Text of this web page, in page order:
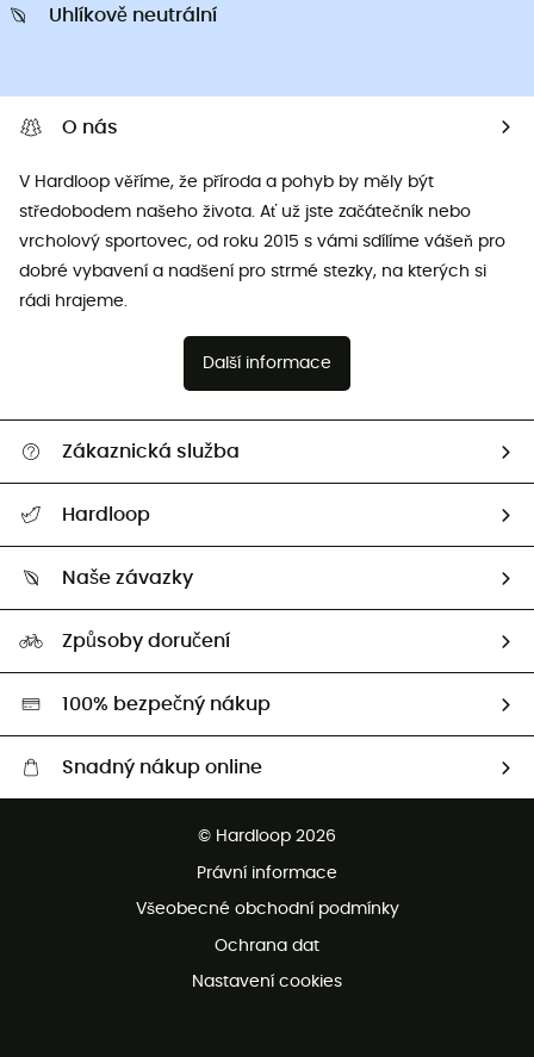
Uhlíkově neutrální
O nás
V Hardloop věříme, že příroda a pohyb by měly být
středobodem našeho života. Ať už jste začátečník nebo
vrcholový sportovec, od roku 2015 s vámi sdílíme vášeň pro
dobré vybavení a nadšení pro strmé stezky, na kterých si
rádi hrajeme.
Další informace
Zákaznická služba
Vrácení zboží a peněz
Hardloop
Naši Ambasadoři
Naše závazky
HardGreen
Způsoby doručení
100% bezpečný nákup
Snadný nákup online
Bezplatná zákaznická služba
© Hardloop 2026
Právní informace
Všeobecné obchodní podmínky
Ochrana dat
Nastavení cookies